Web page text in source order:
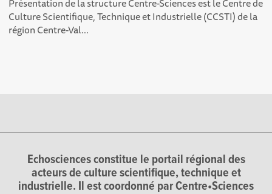
Présentation de la structure Centre-Sciences est le Centre de
Culture Scientifique, Technique et Industrielle (CCSTI) de la
région Centre-Val...
Echosciences constitue le portail régional des
acteurs de culture scientifique, technique et
industrielle. Il est coordonné par Centre•Sciences